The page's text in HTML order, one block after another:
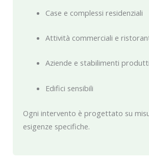
Case e complessi residenziali
Attività commerciali e
Aziende e stabilimenti
Edifici sensibili
Ogni intervento è progettato su
esigenze specifiche.